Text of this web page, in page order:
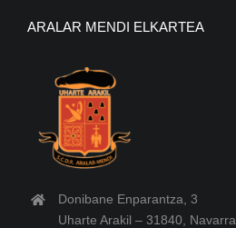
ARALAR MENDI ELKARTEA
Donibane Enparantza, 3
Uharte Arakil – 31840, Navarra